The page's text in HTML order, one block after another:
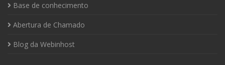
Base de conhecimento
Abertura de Chamado
Blog da Webinhost